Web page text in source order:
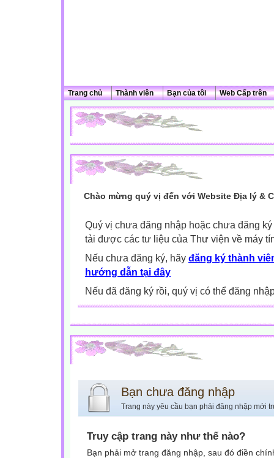
Trang chủ Thành viên Bạn của tôi Web Cấp trên
Chào mừng quý vị đến với Website Địa lý &
Quý vị chưa đăng nhập hoặc chưa đăng
tải được các tư liệu của Thư viện về máy
Nếu chưa đăng ký, hãy đăng ký thành
hướng dẫn tại đây
Nếu đã đăng ký rồi, quý vị có thể đăng
Bạn chưa đăng nhập
Trang này yêu cầu bạn phải đăng nhập mới
Truy cập trang này như thế nào?
Bạn phải mở trang đăng nhập, sau đó điền